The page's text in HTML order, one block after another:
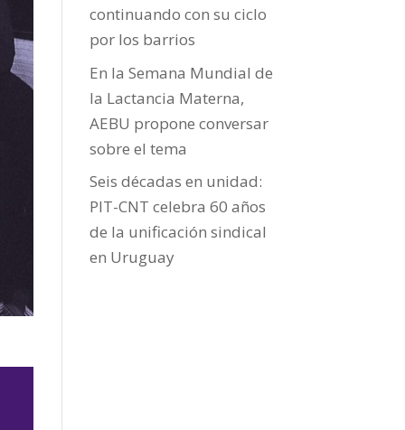
continuando con su ciclo
por los barrios
En la Semana Mundial de
la Lactancia Materna,
AEBU propone conversar
sobre el tema
Seis décadas en unidad:
PIT-CNT celebra 60 años
de la unificación sindical
en Uruguay